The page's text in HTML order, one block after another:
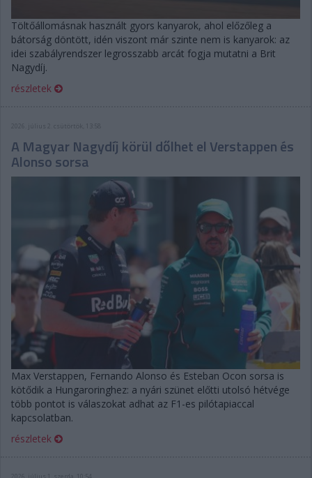
Töltőállomásnak használt gyors kanyarok, ahol előzőleg a
bátorság döntött, idén viszont már szinte nem is kanyarok: az
idei szabályrendszer legrosszabb arcát fogja mutatni a Brit
Nagydíj.
részletek
2026. július 2. csütörtök, 13:58
A Magyar Nagydíj körül dőlhet el Verstappen és
Alonso sorsa
Max Verstappen, Fernando Alonso és Esteban Ocon sorsa is
kötődik a Hungaroringhez: a nyári szünet előtti utolsó hétvége
több pontot is válaszokat adhat az F1-es pilótapiaccal
kapcsolatban.
részletek
2026. július 1. szerda, 10:54